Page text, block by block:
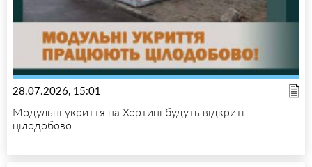
28.07.2026, 15:01
Модульні укриття на Хортиці будуть відкриті
цілодобово